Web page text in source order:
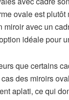
ovale est
miroir avec un
idéale pour
que certains
des miroirs
aplati, ce qui